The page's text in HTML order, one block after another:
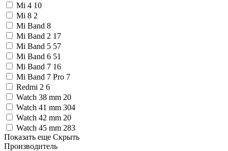
Mi 4 10
Mi 8 2
Mi Band 8
Mi Band 2 17
Mi Band 5 57
Mi Band 6 51
Mi Band 7 16
Mi Band 7 Pro 7
Redmi 2 6
Watch 38 mm 20
Watch 41 mm 304
Watch 42 mm 20
Watch 45 mm 283
Показать еще Скрыть
Производитель